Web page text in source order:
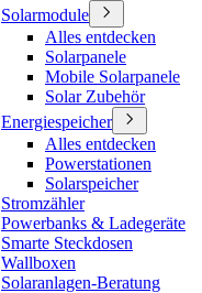
Solarmodule
Alles entdecken
Solarpanele
Mobile Solarpanele
Solar Zubehör
Energiespeicher
Alles entdecken
Powerstationen
Solarspeicher
Stromzähler
Powerbanks & Ladegeräte
Smarte Steckdosen
Wallboxen
Solaranlagen-Beratung